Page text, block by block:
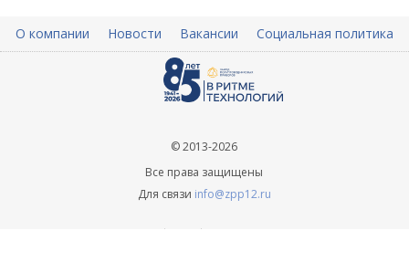
О компании Новости Вакансии Социальная политика
© 2013-2026
Все права защищены
Для связи info@zpp12.ru